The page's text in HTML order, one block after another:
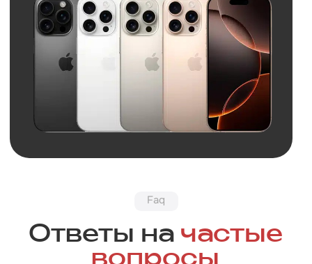
+7
Нужна
консультация?
Оставьте заявку и мы свяжемся